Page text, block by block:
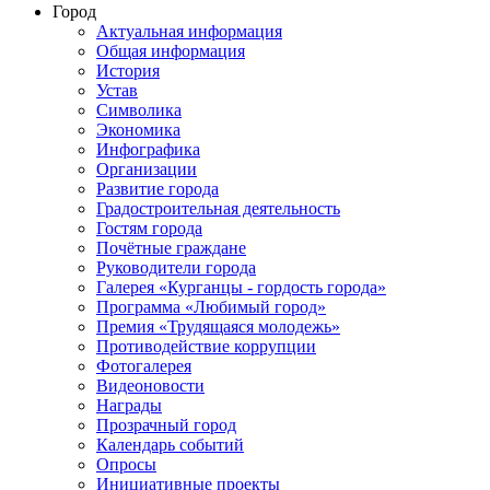
Город
Актуальная информация
Общая информация
История
Устав
Символика
Экономика
Инфографика
Организации
Развитие города
Градостроительная деятельность
Гостям города
Почётные граждане
Руководители города
Галерея «Курганцы - гордость города»
Программа «Любимый город»
Премия «Трудящаяся молодежь»
Противодействие коррупции
Фотогалерея
Видеоновости
Награды
Прозрачный город
Календарь событий
Опросы
Инициативные проекты